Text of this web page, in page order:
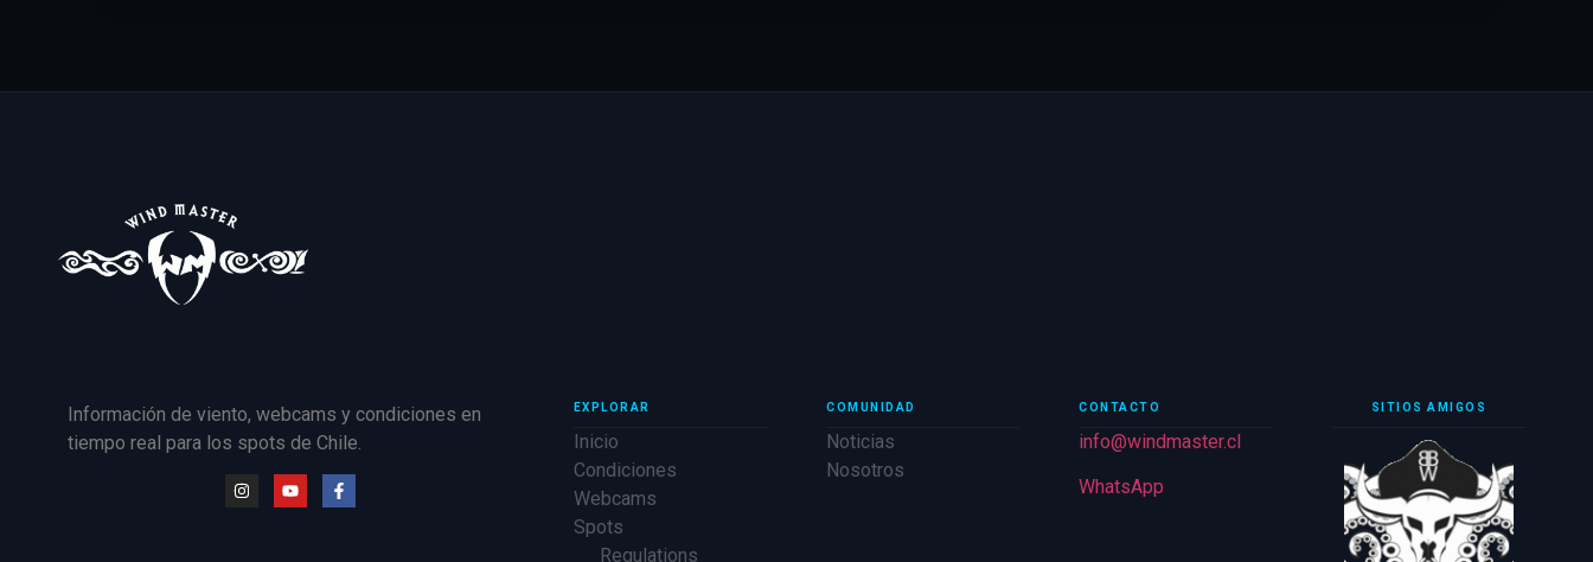
Información de viento, webcams y condiciones en
tiempo real para los spots de Chile.
EXPLORAR
Inicio
Condiciones
Webcams
Spots
Regulations
COMUNIDAD
Noticias
Nosotros
CONTACTO
info@windmaster.cl
WhatsApp
SITIOS AMIGOS